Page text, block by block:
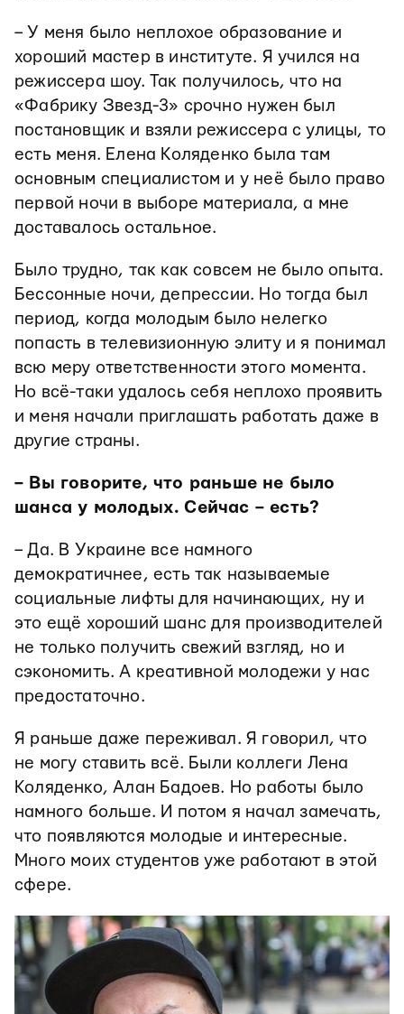
– У меня было неплохое образование и
хороший мастер в институте. Я учился на
режиссера шоу. Так получилось, что на
«Фабрику Звезд-3» срочно нужен был
постановщик и взяли режиссера с улицы, то
есть меня. Елена Коляденко была там
основным специалистом и у неё было право
первой ночи в выборе материала, а мне
доставалось остальное.
Было трудно, так как совсем не было опыта.
Бессонные ночи, депрессии. Но тогда был
период, когда молодым было нелегко
попасть в телевизионную элиту и я понимал
всю меру ответственности этого момента.
Но всё-таки удалось себя неплохо проявить
и меня начали приглашать работать даже в
другие страны.
– Вы говорите, что раньше не было
шанса у молодых. Сейчас – есть?
– Да. В Украине все намного
демократичнее, есть так называемые
социальные лифты для начинающих, ну и
это ещё хороший шанс для производителей
не только получить свежий взгляд, но и
сэкономить. А креативной молодежи у нас
предостаточно.
Я раньше даже переживал. Я говорил, что
не могу ставить всё. Были коллеги Лена
Коляденко, Алан Бадоев. Но работы было
намного больше. И потом я начал замечать,
что появляются молодые и интересные.
Много моих студентов уже работают в этой
сфере.